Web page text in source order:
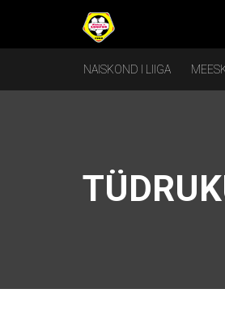
NAISKOND I LIIGA